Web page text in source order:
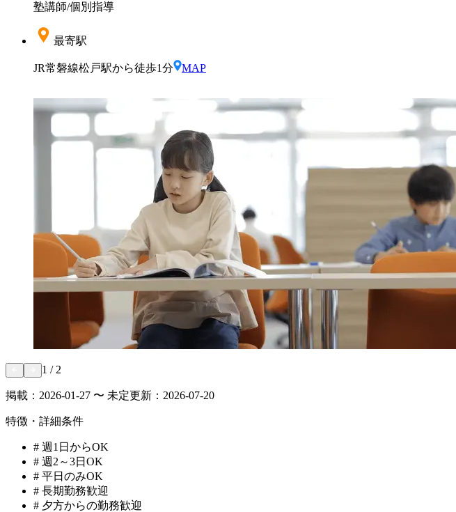
塾講師/個別指導
最寄駅
JR常磐線松戸駅から徒歩1分 MAP
1 / 2
掲載： 2026-01-27 〜 未定更新： 2026-07-20
特徴・詳細条件
# 週1日からOK
# 週2～3日OK
# 平日のみOK
# 長期勤務歓迎
# 夕方からの勤務歓迎